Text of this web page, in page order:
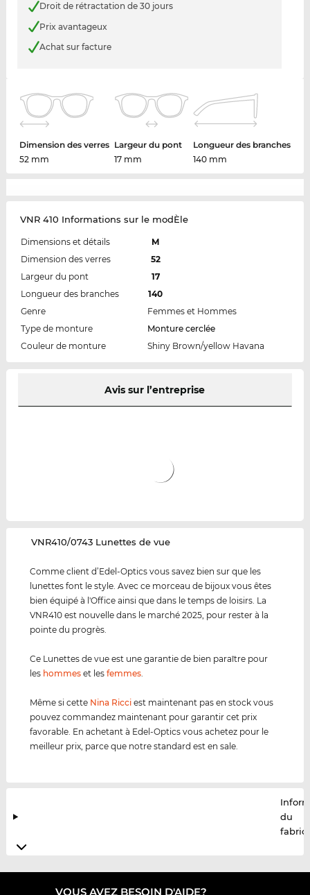
Droit de rétractation de 30 jours
Prix avantageux
Achat sur facture
Dimension des verres
52 mm
Largeur du pont
17 mm
Longueur des branches
140 mm
VNR 410 Informations sur le modÈle
Dimensions et détails
M
Dimension des verres
52
Largeur du pont
17
Longueur des branches
140
Genre
Femmes et Hommes
Type de monture
Monture cerclée
Couleur de monture
Shiny Brown/yellow Havana
Avis sur l’entreprise
‌VNR410/0743 Lunettes de vue
Comme client d’Edel-Optics vous savez bien sur que les
lunettes font le style. Avec ce morceau de bijoux vous êtes
bien équipé à l'Office ainsi que dans le temps de loisirs. La
VNR410 est nouvelle dans le marché 2025, pour rester à la
pointe du progrès.
Ce Lunettes de vue est une garantie de bien paraître pour
les hommes et lesfemmes
Même si cette Nina Ricci est maintenant pas en stock vous
pouvez commandez maintenant pour garantir cet prix
favorable. En achetant à Edel-Optics vous achetez pour le
meilleur prix, parce que notre standard est en sale.
du
VOUS AVEZ BESOIN D'AIDE?